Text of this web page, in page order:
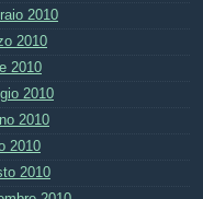
2010
2010
2010
2010
2010
2010
2010